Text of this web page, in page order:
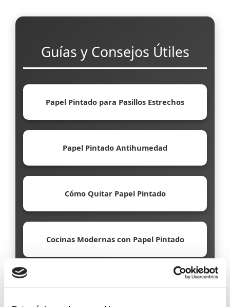
Guías y Consejos Útiles
Papel Pintado para Pasillos Estrechos
Papel Pintado Antihumedad
Cómo Quitar Papel Pintado
Cocinas Modernas con Papel Pintado
Papel Pintado Ecológico